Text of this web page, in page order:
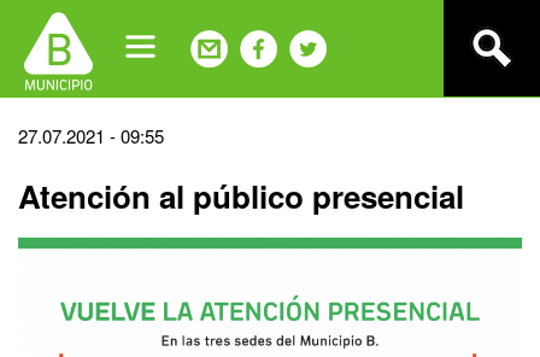
navigation
Back
top
27.07.2021 - 09:55
Atención al público presencial